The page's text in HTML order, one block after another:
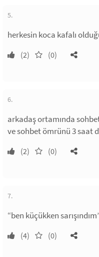
5.
herkesin koca kafalı
(2) (0)
6.
arkadaş ortamında
ve sohbet ömrünü 3 saat
(2) (0)
7.
“ben küçükken
(4) (0)